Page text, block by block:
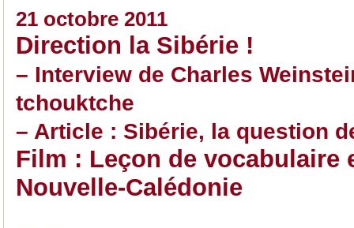
21 octobre 2011
Direction la Sibérie !
– Interview de Charles
tchouktche
– Article : Sibérie, la question
Film : Leçon de vocabulaire
Nouvelle-Calédonie